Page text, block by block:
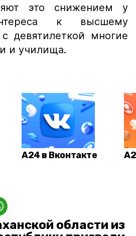
это снижением у
к высшему
девятилеткой многие
и училища.
А24 в Вконтакте
области из